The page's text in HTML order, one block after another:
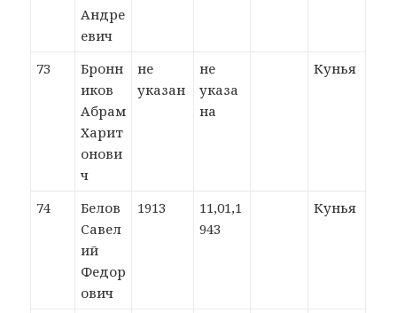
Андре
евич
73
Бронн
иков
Абрам
Харит
онови
ч
не
указан
не
указа
на
Кунья
74
Белов
Савел
ий
Федор
ович
1913
11,01,1
943
Кунья